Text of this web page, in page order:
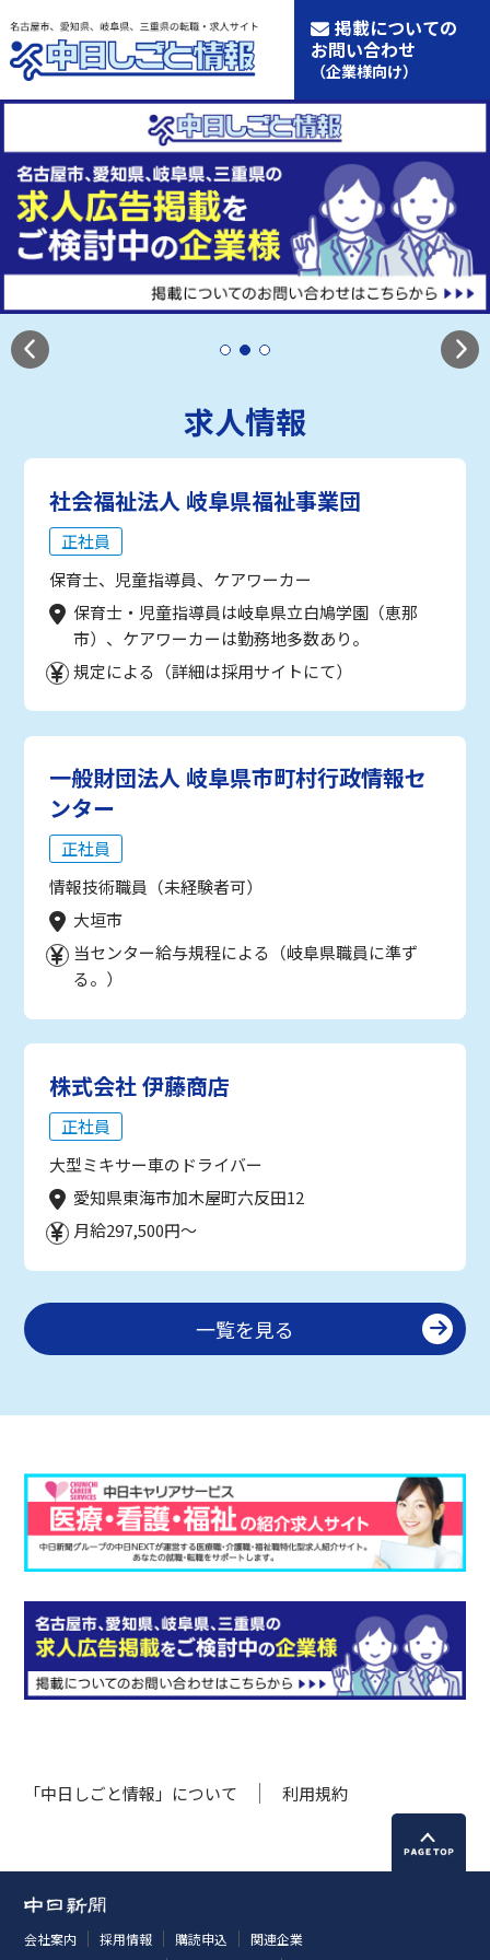
掲載についての
お問い合わせ
（企業様向け）
求人情報
社会福祉法人 岐阜県福祉事業団
正社員
保育士、児童指導員、ケアワーカー
保育士・児童指導員は岐阜県立白鳩学園（恵那
市）、ケアワーカーは勤務地多数あり。
規定による（詳細は採用サイトにて）
一般財団法人 岐阜県市町村行政情報セ
ンター
正社員
情報技術職員（未経験者可）
大垣市
当センター給与規程による（岐阜県職員に準ず
る。）
株式会社 伊藤商店
正社員
大型ミキサー車のドライバー
愛知県東海市加木屋町六反田12
月給297,500円～
一覧を見る
「中日しごと情報」について 利用規約
会社案内 採用情報 購読申込
関連企業